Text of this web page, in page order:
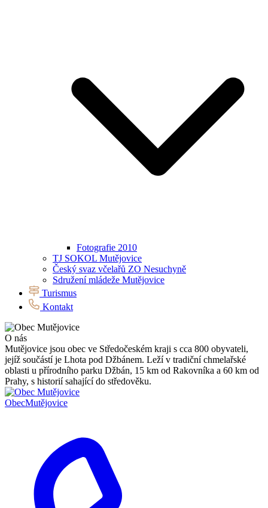
Fotografie 2010
TJ SOKOL Mutějovice
Český svaz včelařů ZO Nesuchyně
Sdružení mládeže Mutějovice
Turismus
Kontakt
O nás
Mutějovice jsou obec ve Středočeském kraji s cca 800 obyvateli,
jejíž součástí je Lhota pod Džbánem. Leží v tradiční chmelařské
oblasti u přírodního parku Džbán, 15 km od Rakovníka a 60 km od
Prahy, s historií sahající do středověku.
ObecMutějovice